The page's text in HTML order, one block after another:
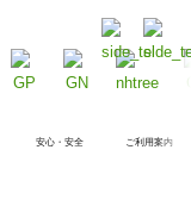
安心・安全 ご利用案内